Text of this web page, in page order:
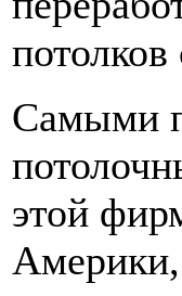
потолков
Самыми
этой